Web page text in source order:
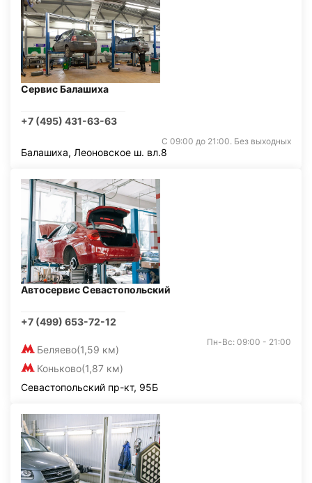
Сервис Балашиха
+7 (495) 431-63-63
С 09:00 до 21:00. Без выходных
Балашиха, Леоновское ш. вл.8
Автосервис Севастопольский
+7 (499) 653-72-12
Беляево(1,59 км)
Коньково(1,87 км)
Пн-Вс: 09:00 - 21:00
Севастопольский пр-кт, 95Б